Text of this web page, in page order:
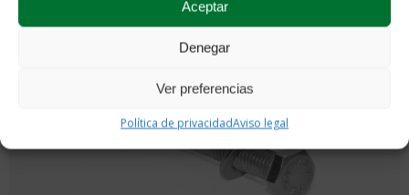
Aceptar
Denegar
Ver preferencias
Política de privacidadAviso legal